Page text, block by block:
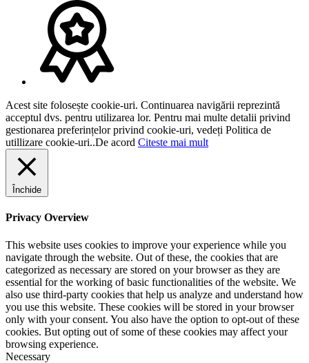
Acest site folosește cookie-uri. Continuarea navigării reprezintă
acceptul dvs. pentru utilizarea lor. Pentru mai multe detalii privind
gestionarea preferințelor privind cookie-uri, vedeți Politica de
utillizare cookie-uri..De acord Citeste mai mult
Închide
Privacy Overview
This website uses cookies to improve your experience while you
navigate through the website. Out of these, the cookies that are
categorized as necessary are stored on your browser as they are
essential for the working of basic functionalities of the website. We
also use third-party cookies that help us analyze and understand how
you use this website. These cookies will be stored in your browser
only with your consent. You also have the option to opt-out of these
cookies. But opting out of some of these cookies may affect your
browsing experience.
Necessary